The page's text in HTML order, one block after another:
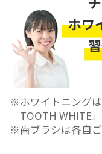
ホワイトニング
TOOTH WHITE
歯ブラシは各自